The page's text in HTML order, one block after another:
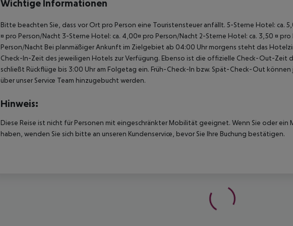
Wichtige Informationen
Bitte beachten Sie, dass vor Ort pro Person eine Touristensteuer anfällt. 5-Sterne Hotel: ca.
¤ pro Person/Nacht 3-Sterne Hotel: ca. 4,00¤ pro Person/Nacht 2-Sterne Hotel: ca. 3,50 ¤
Person/Nacht Bei planmäßiger Ankunft im Zielgebiet ab 04:00 Uhr morgens steht das
Check-In-Zeit des jeweiligen Hotels zur Verfügung. Ebenso ist die offizielle Check-Out-Zeit
schließt Rückflüge bis 3:00 Uhr am Folgetag ein. Früh-Check-In bzw. Spät-Check-Out
über unser Service Team hinzugebucht werden.
Hinweis:
Diese Reise ist nicht für Personen mit eingeschränkter Mobilität geeignet. Wenn Sie oder
haben, wenden Sie sich bitte an unseren Kundenservice, bevor Sie Ihre Buchung bestätigen.